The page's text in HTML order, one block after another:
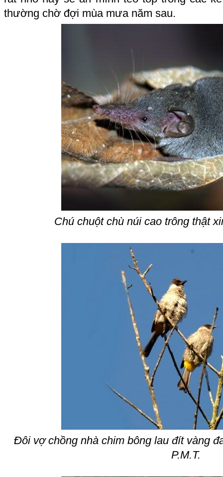
thường chờ đợi mùa mưa năm sau.
Chú chuột chù núi cao trông thật
Đôi vợ chồng nhà chim bông lau đít vàng
P.M.T.